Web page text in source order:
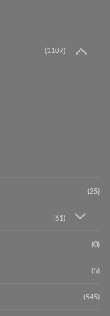
(1107)
(25)
(61)
(0)
(5)
(545)